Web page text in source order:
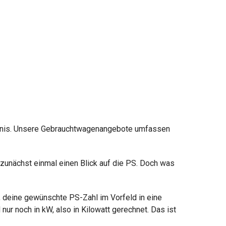
Unsere Gebrauchtwagenangebote umfassen
einmal einen Blick auf die PS. Doch was
gewünschte PS-Zahl im Vorfeld in eine
noch in kW, also in Kilowatt gerechnet. Das ist